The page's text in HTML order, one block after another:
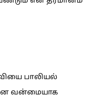
பாலியல்
வன்மையாக